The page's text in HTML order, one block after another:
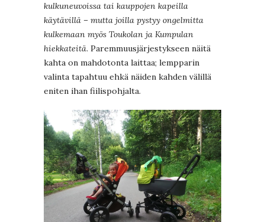
kulkuneuvoissa tai kauppojen kapeilla
käytävillä – mutta joilla pystyy ongelmitta
kulkemaan myös Toukolan ja Kumpulan
hiekkateitä. Paremmuusjärjestykseen näitä
kahta on mahdotonta laittaa; lempparin
valinta tapahtuu ehkä näiden kahden välillä
eniten ihan fiilispohjalta.